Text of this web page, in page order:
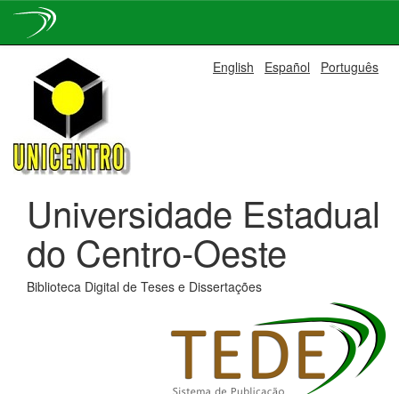
navigation
English Español Português
Universidade Estadual
do Centro-Oeste
Biblioteca Digital de Teses e Dissertações